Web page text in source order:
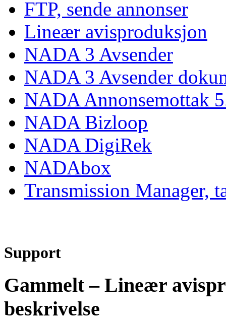
FTP, sende annonser
Lineær avisproduksjon
NADA 3 Avsender
NADA 3 Avsender
NADA Annonsemottak
NADA Bizloop
NADA DigiRek
NADAbox
Transmission Manager,
Support
Gammelt – Lineær
beskrivelse